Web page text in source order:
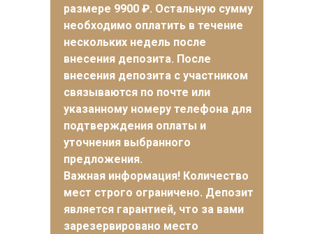
размере 9900 ₽. Остальную сумму
необходимо оплатить в течение
нескольких недель после
внесения депозита. После
внесения депозита с участником
связываются по почте или
указанному номеру телефона для
подтверждения оплаты и
уточнения выбранного
предложения.
Важная информация! Количество
мест строго ограничено. Депозит
является гарантией, что за вами
зарезервировано место